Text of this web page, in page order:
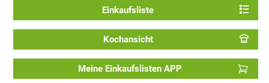
Einkaufsliste
Kochansicht
Meine Einkaufslisten APP